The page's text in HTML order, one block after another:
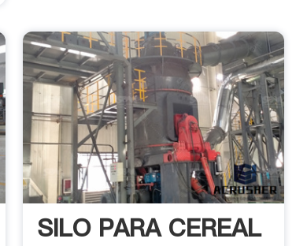
SILO PARA CEREAL